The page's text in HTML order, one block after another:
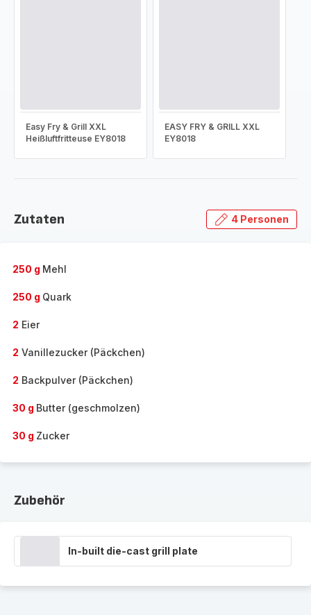
Easy Fry & Grill XXL
Heißluftfritteuse EY8018
EASY FRY & GRILL XXL
EY8018
Zutaten 4 Personen
250 g Mehl
250 g Quark
2 Eier
2 Vanillezucker (Päckchen)
2 Backpulver (Päckchen)
30 g Butter (geschmolzen)
30 g Zucker
Zubehör
In-built die-cast grill plate